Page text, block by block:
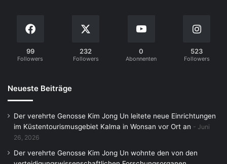
99
Followers
232
Followers
0
Abonnenten
523
Followers
Neueste Beiträge
Der verehrte Genosse Kim Jong Un leitete neue Einrichtungen
im Küstentourismusgebiet Kalma in Wonsan vor Ort an
Juni
26, 2026
Der verehrte Genosse Kim Jong Un wohnte den von den